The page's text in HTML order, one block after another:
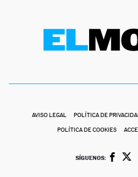
AVISO LEGAL POLÍTICA DE
POLÍTICA DE COOKIES
SÍGUENOS: